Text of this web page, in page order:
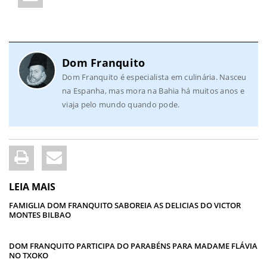
Dom Franquito
Dom Franquito é especialista em culinária. Nasceu
na Espanha, mas mora na Bahia há muitos anos e
viaja pelo mundo quando pode.
LEIA MAIS
FAMIGLIA DOM FRANQUITO SABOREIA AS DELICIAS DO VICTOR
MONTES BILBAO
DOM FRANQUITO PARTICIPA DO PARABÉNS PARA MADAME FLÁVIA
NO TXOKO